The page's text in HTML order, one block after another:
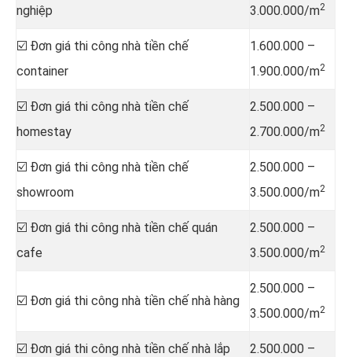
nghiệp
3.000.000/m2
☑️ Đơn giá thi công nhà tiền chế
container
1.600.000 –
1.900.000/m2
☑️ Đơn giá thi công nhà tiền chế
homestay
2.500.000 –
2.700.000/m2
☑️ Đơn giá thi công nhà tiền chế
showroom
2.500.000 –
3.500.000/m2
☑️ Đơn giá thi công nhà tiền chế quán
cafe
2.500.000 –
3.500.000/m2
☑️ Đơn giá thi công nhà tiền chế nhà hàng
2.500.000 –
3.500.000/m2
☑️ Đơn giá thi công nhà tiền chế nhà lắp
2.500.000 –